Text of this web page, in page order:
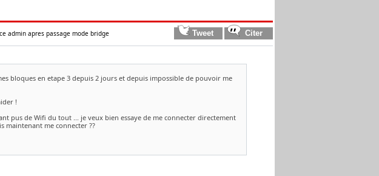
admin apres passage mode bridge
bloques en etape 3 depuis 2 jours et depuis impossible de pouvoir me
!
pus de Wifi du tout ... je veux bien essaye de me connecter directement
maintenant me connecter ??